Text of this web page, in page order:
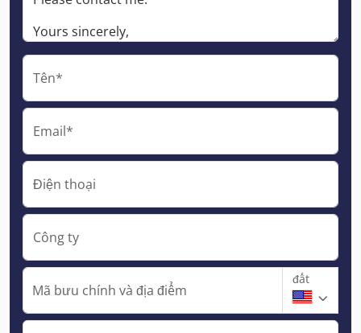
Tên*
Email*
Điện thoại
Công ty
Mã bưu chính và địa điểm
đất